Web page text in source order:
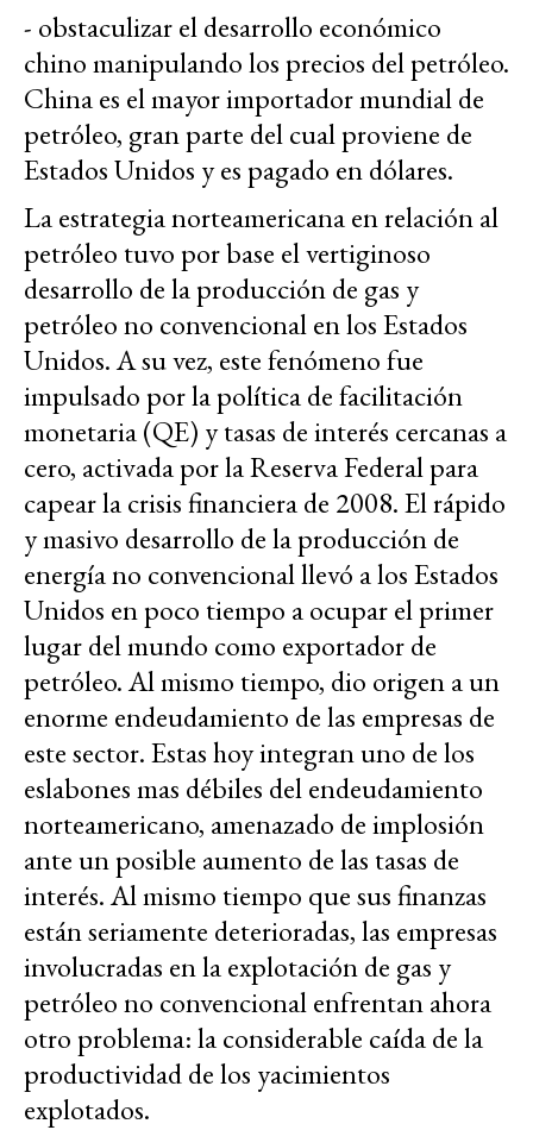
- obstaculizar el desarrollo económico
chino manipulando los precios del petróleo.
China es el mayor importador mundial de
petróleo, gran parte del cual proviene de
Estados Unidos y es pagado en dólares.
La estrategia norteamericana en relación al
petróleo tuvo por base el vertiginoso
desarrollo de la producción de gas y
petróleo no convencional en los Estados
Unidos. A su vez, este fenómeno fue
impulsado por la política de facilitación
monetaria (QE) y tasas de interés cercanas a
cero, activada por la Reserva Federal para
capear la crisis financiera de 2008. El rápido
y masivo desarrollo de la producción de
energía no convencional llevó a los Estados
Unidos en poco tiempo a ocupar el primer
lugar del mundo como exportador de
petróleo. Al mismo tiempo, dio origen a un
enorme endeudamiento de las empresas de
este sector. Estas hoy integran uno de los
eslabones mas débiles del endeudamiento
norteamericano, amenazado de implosión
ante un posible aumento de las tasas de
interés. Al mismo tiempo que sus finanzas
están seriamente deterioradas, las empresas
involucradas en la explotación de gas y
petróleo no convencional enfrentan ahora
otro problema: la considerable caída de la
productividad de los yacimientos
explotados.